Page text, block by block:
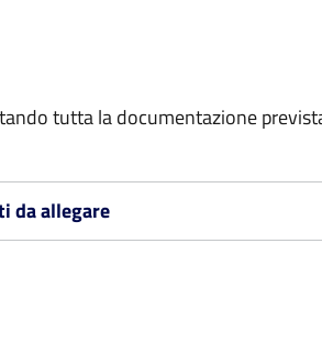
tutta la documentazione
da allegare